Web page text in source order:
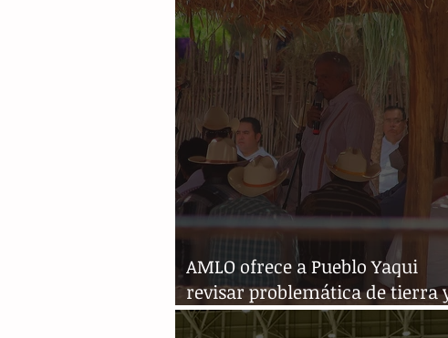
AMLO ofrece a Pueblo Yaqui
revisar problemática de tierra
agua